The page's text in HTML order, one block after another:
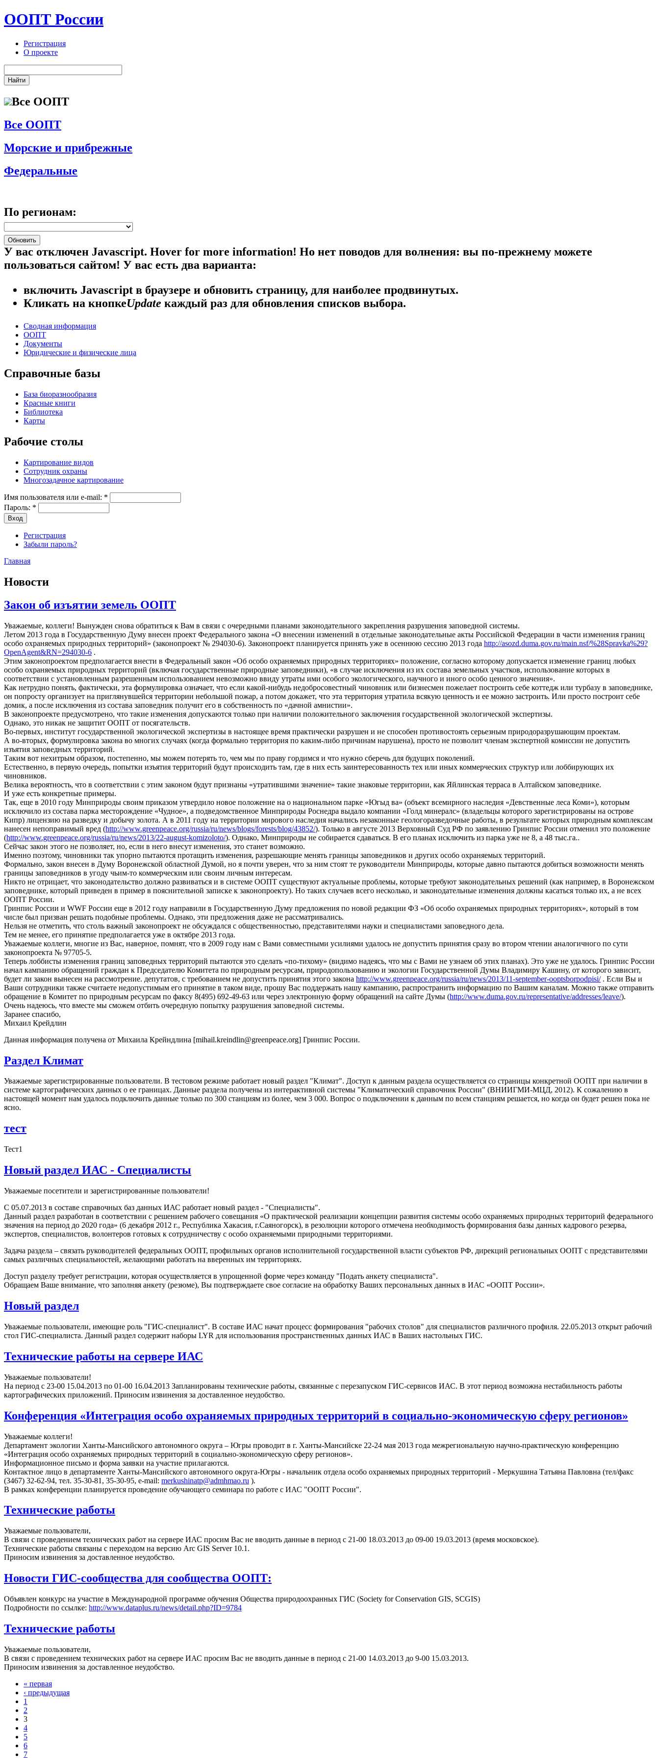
ООПТ России
Регистрация
О проекте
Все ООПТ
Все ООПТ
Морские и прибрежные
Федеральные
По регионам:
У вас отключен Javascript. Hover for more information! Но нет поводов для волнения: вы по-прежнему можете
пользоваться сайтом! У вас есть два варианта:
включить Javascript в браузере и обновить страницу, для наиболее продвинутых.
Кликать на кнопкеUpdate каждый раз для обновления списков выбора.
Сводная информация
ООПТ
Документы
Юридические и физические лица
Справочные базы
База биоразнообразия
Красные книги
Библиотека
Карты
Рабочие столы
Картирование видов
Сотрудник охраны
Многозадачное картирование
Имя пользователя или e-mail: *
Пароль: *
Регистрация
Забыли пароль?
Главная
Новости
Закон об изъятии земель ООПТ
Уважаемые, коллеги! Вынужден снова обратиться к Вам в связи с очередными планами законодательного закрепления разрушения заповедной системы.
Летом 2013 года в Государственную Думу внесен проект Федерального закона «О внесении изменений в отдельные законодательные акты Российской Федерации в части изменения границ
особо охраняемых природных территорий» (законопроект № 294030-6). Законопроект планируется принять уже в осеннюю сессию 2013 года http://asozd.duma.gov.ru/main.nsf/%28Spravka%29?
OpenAgent&RN=294030-6 .
Этим законопроектом предполагается внести в Федеральный закон «Об особо охраняемых природных территориях» положение, согласно которому допускается изменение границ любых
особо охраняемых природных территорий (включая государственные природные заповедники), «в случае исключения из их состава земельных участков, использование которых в
соответствии с установленным разрешенным использованием невозможно ввиду утраты ими особого экологического, научного и иного особо ценного значения».
Как нетрудно понять, фактически, эта формулировка означает, что если какой-нибудь недобросовестный чиновник или бизнесмен пожелает построить себе коттедж или турбазу в заповеднике,
он попросту организует на приглянувшейся территории небольшой пожар, а потом докажет, что эта территория утратила всякую ценность и ее можно застроить. Или просто построит себе
домик, а после исключения из состава заповедник получит его в собственность по «дачной амнистии».
В законопроекте предусмотрено, что такие изменения допускаются только при наличии положительного заключения государственной экологической экспертизы.
Однако, это никак не защитит ООПТ от посягательств.
Во-первых, институт государственной экологической экспертизы в настоящее время практически разрушен и не способен противостоять серьезным природоразрушающим проектам.
А во-вторых, формулировка закона во многих случаях (когда формально территория по каким-либо причинам нарушена), просто не позволит членам экспертной комиссии не допустить
изъятия заповедных территорий.
Таким вот нехитрым образом, постепенно, мы можем потерять то, чем мы по праву гордимся и что нужно сберечь для будущих поколений.
Естественно, в первую очередь, попытки изъятия территорий будут происходить там, где в них есть заинтересованность тех или иных коммерческих структур или лоббирующих их
чиновников.
Велика вероятность, что в соответствии с этим законом будут признаны «утратившими значение» такие знаковые территории, как Яйлинская терраса в Алтайском заповеднике.
И уже есть конкретные примеры.
Так, еще в 2010 году Минприроды своим приказом утвердило новое положение на о национальном парке «Югыд ва» (объект всемирного наследия «Девственные леса Коми»), которым
исключило из состава парка месторождение «Чудное», а подведомственное Минприроды Роснедра выдало компании «Голд минералс» (владельцы которого зарегистрированы на острове
Кипр) лицензию на разведку и добычу золота. А в 2011 году на территории мирового наследия начались незаконные геологоразведочные работы, в результате которых природным комплексам
нанесен непоправимый вред (http://www.greenpeace.org/russia/ru/news/blogs/forests/blog/43852/). Только в августе 2013 Верховный Суд РФ по заявлению Гринпис России отменил это положение
(http://www.greenpeace.org/russia/ru/news/2013/22-august-komizoloto/). Однако, Минприроды не собирается сдаваться. В его планах исключить из парка уже не 8, а 48 тыс.га..
Сейчас закон этого не позволяет, но, если в него внесут изменения, это станет возможно.
Именно поэтому, чиновники так упорно пытаются протащить изменения, разрешающие менять границы заповедников и других особо охраняемых территорий.
Формально, закон внесен в Думу Воронежской областной Думой, но я почти уверен, что за ним стоят те руководители Минприроды, которые давно пытаются добиться возможности менять
границы заповедников в угоду чьим-то коммерческим или своим личным интересам.
Никто не отрицает, что законодательство должно развиваться и в системе ООПТ существуют актуальные проблемы, которые требуют законодательных решений (как например, в Воронежском
заповеднике, который приведен в пример в пояснительной записке к законопроекту). Но таких случаев всего несколько, и законодательные изменения должны касаться только их, а не всех
ООПТ России.
Гринпис России и WWF России еще в 2012 году направили в Государственную Думу предложения по новой редакции ФЗ «Об особо охраняемых природных территориях», который в том
числе был призван решать подобные проблемы. Однако, эти предложения даже не рассматривались.
Нельзя не отметить, что столь важный законопроект не обсуждался с общественностью, представителями науки и специалистами заповедного дела.
Тем не менее, его принятие предполагается уже в октябре 2013 года.
Уважаемые коллеги, многие из Вас, наверное, помнят, что в 2009 году нам с Вами совместными усилиями удалось не допустить принятия сразу во втором чтении аналогичного по сути
законопроекта № 97705-5.
Теперь лоббисты изменения границ заповедных территорий пытаются это сделать «по-тихому» (видимо надеясь, что мы с Вами не узнаем об этих планах). Это уже не удалось. Гринпис России
начал кампанию обращений граждан к Председателю Комитета по природным ресурсам, природопользованию и экологии Государственной Думы Владимиру Кашину, от которого зависит,
будет ли закон вынесен на рассмотрение. депутатов, с требованием не допустить принятия этого закона http://www.greenpeace.org/russia/ru/news/2013/11-september-ooptsborpodpisi/. Если Вы и
Ваши сотрудники также считаете недопустимым его принятие в таком виде, прошу Вас поддержать нашу кампанию, распространить информацию по Вашим каналам. Можно также отправить
обращение в Комитет по природным ресурсам по факсу 8(495) 692-49-63 или через электронную форму обращений на сайте Думы (http://www.duma.gov.ru/representative/addresses/leave/).
Очень надеюсь, что вместе мы сможем отбить очередную попытку разрушения заповедной системы.
Заранее спасибо,
Михаил Крейдлин
Данная информация получена от Михаила Крейндлина [mihail.kreindlin@greenpeace.org] Гринпис России.
Раздел Климат
Уважаемые зарегистрированные пользователи. В тестовом режиме работает новый раздел "Климат". Доступ к данным раздела осуществляется со страницы конкретной ООПТ при наличии в
системе картографических данных о ее границах. Данные раздела получены из интерактивной системы "Климатический справочник России" (ВНИИГМИ-МЦД, 2012). К сожалению в
настоящей момент нам удалось подключить данные только по 300 станциям из более, чем 3 000. Вопрос о подключении к данным по всем станциям решается, но когда он будет решен пока не
ясно.
тест
Тест1
Новый раздел ИАС - Специалисты
Уважаемые посетители и зарегистрированные пользователи!
С 05.07.2013 в составе справочных баз данных ИАС работает новый раздел - "Специалисты".
Данный раздел разработан в соответствии с решением рабочего совещания «О практической реализации концепции развития системы особо охраняемых природных территорий федерального
значения на период до 2020 года» (6 декабря 2012 г., Республика Хакасия, г.Саяногорск), в резолюции которого отмечена необходимость формирования базы данных кадрового резерва,
экспертов, специалистов, волонтеров готовых к сотрудничеству с особо охраняемыми природными территориями.
Задача раздела – связать руководителей федеральных ООПТ, профильных органов исполнительной государственной власти субъектов РФ, дирекций региональных ООПТ с представителями
самых различных специальностей, желающими работать на вверенных им территориях.
Доступ разделу требует регистрации, которая осуществляется в упрощенной форме через команду "Подать анкету специалиста".
Обращаем Ваше внимание, что заполняя анкету (резюме), Вы подтверждаете свое согласие на обработку Ваших персональных данных в ИАС «ООПТ России».
Новый раздел
Уважаемые пользователи, имеющие роль "ГИС-специалист". В составе ИАС начат процесс формирования "рабочих столов" для специалистов различного профиля. 22.05.2013 открыт рабочий
стол ГИС-специалиста. Данный раздел содержит наборы LYR для использования пространственных данных ИАС в Ваших настольных ГИС.
Технические работы на сервере ИАС
Уважаемые пользователи!
На период с 23-00 15.04.2013 по 01-00 16.04.2013 Запланированы технические работы, связанные с перезапуском ГИС-сервисов ИАС. В этот период возможна нестабильность работы
картографических приложений. Приносим извинения за доставленное неудобство.
Конференция «Интеграция особо охраняемых природных территорий в социально-экономическую сферу регионов»
Уважаемые коллеги!
Департамент экологии Ханты-Мансийского автономного округа – Югры проводит в г. Ханты-Мансийске 22-24 мая 2013 года межрегиональную научно-практическую конференцию
«Интеграция особо охраняемых природных территорий в социально-экономическую сферу регионов».
Информационное письмо и форма заявки на участие прилагаются.
Контактное лицо в департаменте Ханты-Мансийского автономного округа-Югры - начальник отдела особо охраняемых природных территорий - Меркушина Татьяна Павловна (тел/факс
(3467) 32-62-94, тел. 35-30-81, 35-30-95, e-mail: merkushinatp@admhmao.ru ).
В рамках конференции планируется проведение обучающего семинара по работе с ИАС "ООПТ России".
Технические работы
Уважаемые пользователи,
В связи с проведением технических работ на сервере ИАС просим Вас не вводить данные в период с 21-00 18.03.2013 до 09-00 19.03.2013 (время московское).
Технические работы связаны с переходом на версию Arc GIS Server 10.1.
Приносим извинения за доставленное неудобство.
Новости ГИС-сообщества для сообщества ООПТ:
Объявлен конкурс на участие в Международной программе обучения Общества природоохранных ГИС (Society for Conservation GIS, SCGIS)
Подробности по ссылке: http://www.dataplus.ru/news/detail.php?ID=9784
Технические работы
Уважаемые пользователи,
В связи с проведением технических работ на сервере ИАС просим Вас не вводить данные в период с 21-00 14.03.2013 до 9-00 15.03.2013.
Приносим извинения за доставленное неудобство.
« первая
‹ предыдущая
1
2
3
4
5
6
7